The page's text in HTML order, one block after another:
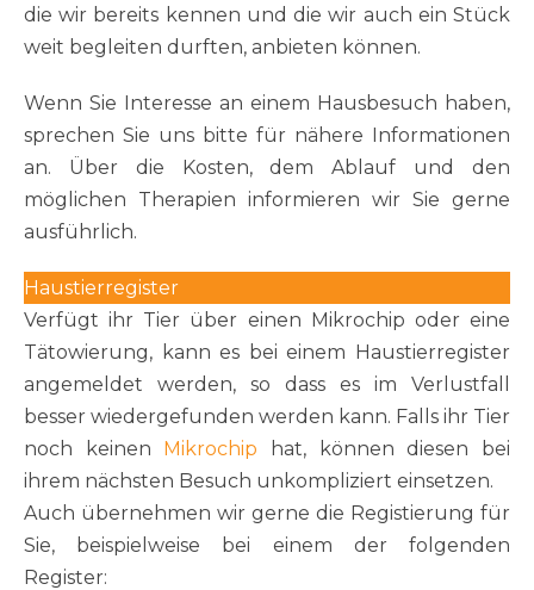
die wir bereits kennen und die wir auch ein Stück
weit begleiten durften, anbieten können.
Wenn Sie Interesse an einem Hausbesuch haben,
sprechen Sie uns bitte für nähere Informationen
an. Über die Kosten, dem Ablauf und den
möglichen Therapien informieren wir Sie gerne
ausführlich.
Haustierregister
Verfügt ihr Tier über einen Mikrochip oder eine
Tätowierung, kann es bei einem Haustierregister
angemeldet werden, so dass es im Verlustfall
besser wiedergefunden werden kann. Falls ihr Tier
noch keinen Mikrochip hat, können diesen bei
ihrem nächsten Besuch unkompliziert einsetzen.
Auch übernehmen wir gerne die Registierung für
Sie, beispielweise bei einem der folgenden
Register: